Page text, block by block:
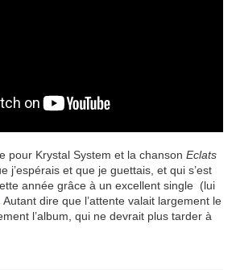
pour Krystal System et la chanson Eclats
j’espérais et que je guettais, et qui s’est
année grâce à un excellent single (lui
Autant dire que l’attente valait largement le
l’album, qui ne devrait plus tarder à